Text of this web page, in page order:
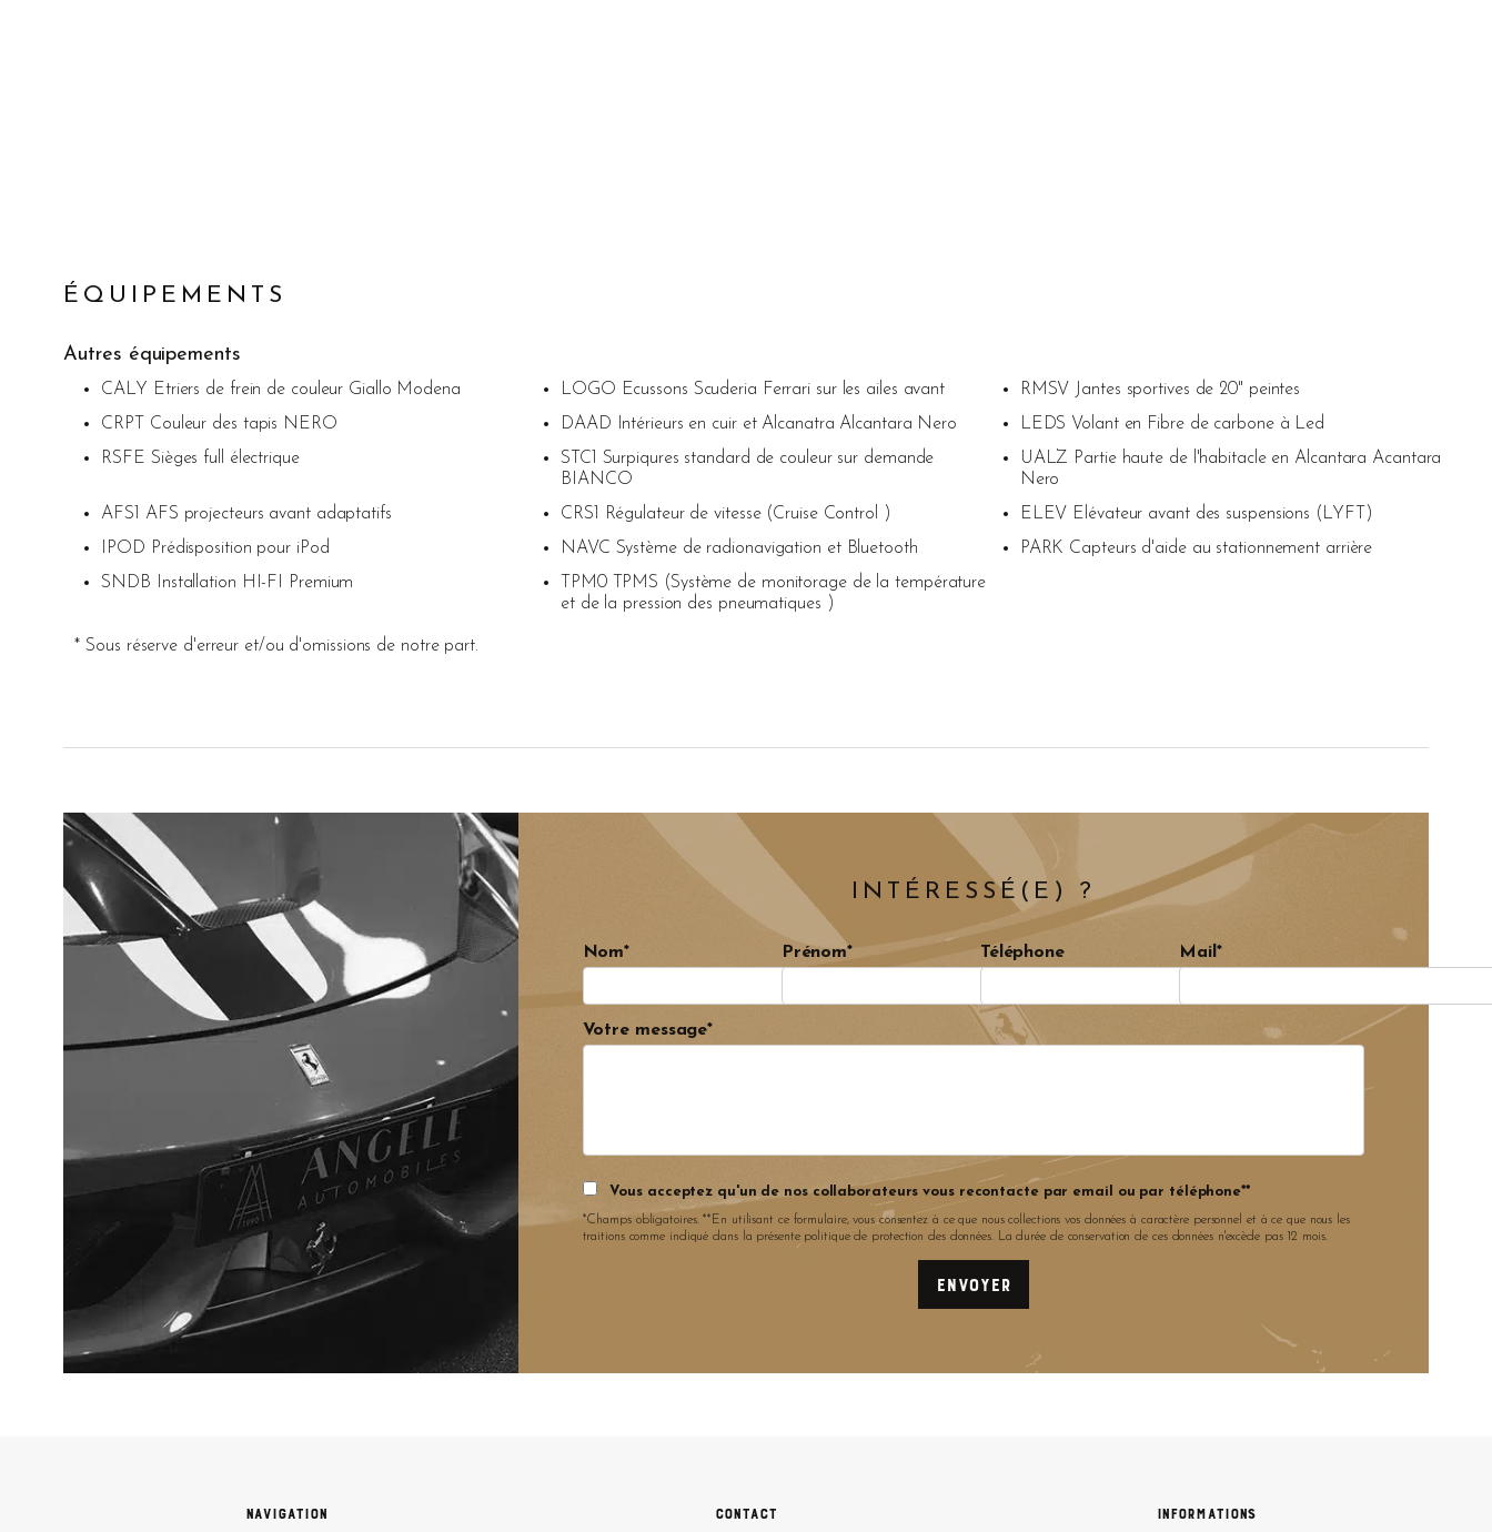
ÉQUIPEMENTS
Autres équipements
CALY Etriers de frein de couleur Giallo Modena LOGO Ecussons Scuderia Ferrari sur les ailes avant
RMSV Jantes sportives de 20" peintes
CRPT Couleur des tapis NERO
DAAD Intérieurs en cuir et Alcanatra Alcantara Nero
LEDS Volant en Fibre de carbone à Led
RSFE Sièges full électrique
STC1 Surpiqures standard de couleur sur demande
BIANCO
UALZ Partie haute de l'habitacle en Alcantara Acantara
Nero
AFS1 AFS projecteurs avant adaptatifs
CRS1 Régulateur de vitesse (Cruise Control )
ELEV Elévateur avant des suspensions (LYFT)
IPOD Prédisposition pour iPod
NAVC Système de radionavigation et Bluetooth
PARK Capteurs d'aide au stationnement arrière
SNDB Installation HI-FI Premium
TPM0 TPMS (Système de monitorage de la température
et de la pression des pneumatiques )
* Sous réserve d'erreur et/ou d'omissions de notre part.
INTÉRESSÉ(E) ?
Nom* Prénom* Téléphone Mail*
Votre message*
Vous acceptez qu'un de nos collaborateurs vous recontacte par email ou par téléphone**
*Champs obligatoires. **En utilisant ce formulaire, vous consentez à ce que nous collections vos données à caractère personnel et à ce que nous les
traitions comme indiqué dans la présente politique de protection des données. La durée de conservation de ces données n'excède pas 12 mois.
Navigation Contact Informations